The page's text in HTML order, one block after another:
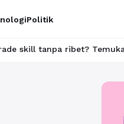
Politik
Temukan kelas seru